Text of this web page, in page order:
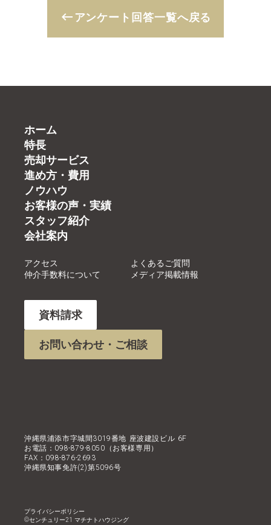
keyboard_backspace アンケート回答一覧へ戻る
沖縄県浦添市字城間3019番地 座波建設ビル 6F
お電話：098-879-8050（お客様専用）
FAX：098-876-2693
沖縄県知事免許(2)第5096号
ホーム
特長
売却サービス
進め方・費用
ノウハウ
お客様の声・実績
スタッフ紹介
会社案内
アクセス
よくあるご質問
仲介手数料について
メディア掲載情報
資料請求
お問い合わせ・ご相談
©︎センチュリー21 マチナトハウジング
プライバシーポリシー